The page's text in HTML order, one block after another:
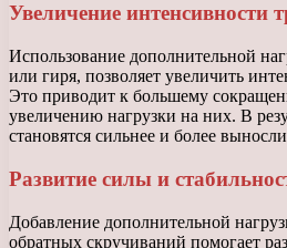
Увеличение интенсивности
Использование дополнительной
или гиря, позволяет увеличить
Это приводит к большему
увеличению нагрузки на них. В
становятся сильнее и более
Развитие силы и
Добавление дополнительной
обратных скручиваний помогает